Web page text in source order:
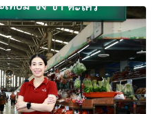
ต “โชค รถแห่” ยกวง
พันธมิตรทางธุรกิจ
ปี ต่อยอดเสิร์ฟความ
บตำนาน “ข้าวหน้าไก่
ยานสู่น่านฟ้า